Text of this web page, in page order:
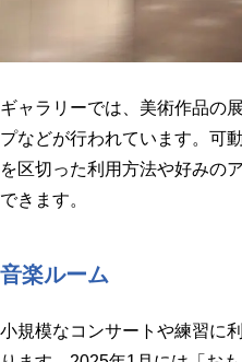
ギャラリーでは、美術作品の
プなどが行われています。可
を区切った利用方法や好みの
できます。
音楽ルーム
小規模なコンサートや練習に